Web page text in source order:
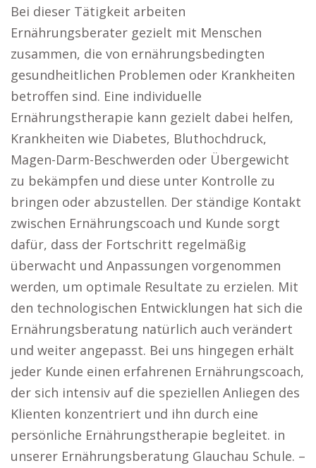
Bei dieser Tätigkeit arbeiten
Ernährungsberater gezielt mit Menschen
zusammen, die von ernährungsbedingten
gesundheitlichen Problemen oder Krankheiten
betroffen sind. Eine individuelle
Ernährungstherapie kann gezielt dabei helfen,
Krankheiten wie Diabetes, Bluthochdruck,
Magen-Darm-Beschwerden oder Übergewicht
zu bekämpfen und diese unter Kontrolle zu
bringen oder abzustellen. Der ständige Kontakt
zwischen Ernährungscoach und Kunde sorgt
dafür, dass der Fortschritt regelmäßig
überwacht und Anpassungen vorgenommen
werden, um optimale Resultate zu erzielen. Mit
den technologischen Entwicklungen hat sich die
Ernährungsberatung natürlich auch verändert
und weiter angepasst. Bei uns hingegen erhält
jeder Kunde einen erfahrenen Ernährungscoach,
der sich intensiv auf die speziellen Anliegen des
Klienten konzentriert und ihn durch eine
persönliche Ernährungstherapie begleitet. in
unserer Ernährungsberatung Glauchau Schule. –